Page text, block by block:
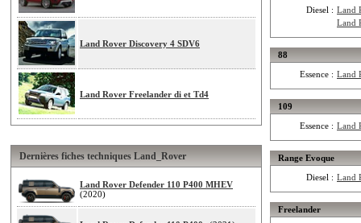
Land Rover Discovery 4 SDV6
Land Rover Freelander di et Td4
Dernières fiches techniques Land_Rover
Land Rover Defender 110 P400 MHEV
(2020)
Diesel : Land
Land
88
Essence : Land
109
Essence : Land
Range Evoque
Diesel : Land
Freelander